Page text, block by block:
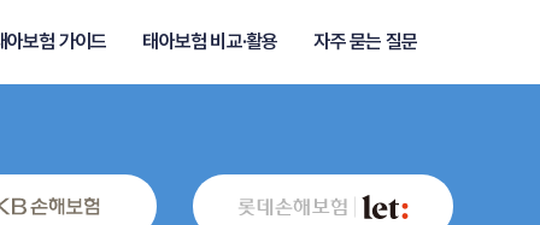
아보험 가이드 태아보험 비교·활용 자주 묻는 질문